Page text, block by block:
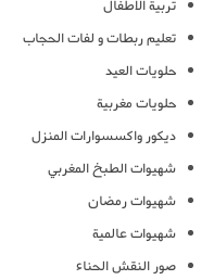
تربية الاطفال
تعليم ربطات و لفات الحجاب
حلويات العيد
حلويات مغربية
ديكور واكسسوارات المنزل
شهيوات الطبخ المغربي
شهيوات رمضان
شهيوات عالمية
صور النقش الحناء